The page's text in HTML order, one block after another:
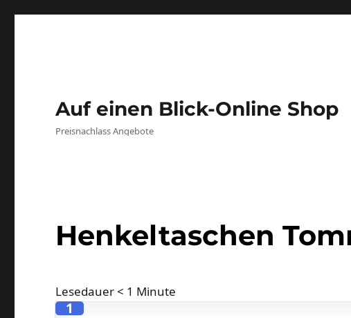
Auf einen Blick-Online Shop
Preisnachlass Angebote
Henkeltaschen
Lesedauer < 1 Minute
1